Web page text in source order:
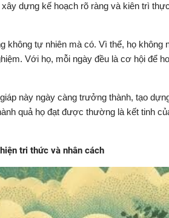
dựng kế hoạch rõ ràng và kiên trì
không tự nhiên mà có. Vì thế, họ không
Với họ, mỗi ngày đều là cơ hội để
này ngày càng trưởng thành, tạo
quả họ đạt được thường là kết tinh
tri thức và nhân cách